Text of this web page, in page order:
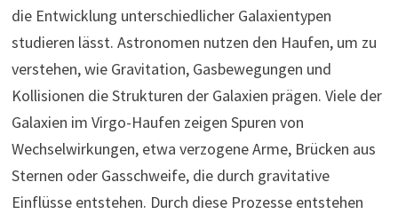
die Entwicklung unterschiedlicher Galaxientypen
studieren lässt. Astronomen nutzen den Haufen, um zu
verstehen, wie Gravitation, Gasbewegungen und
Kollisionen die Strukturen der Galaxien prägen. Viele der
Galaxien im Virgo-Haufen zeigen Spuren von
Wechselwirkungen, etwa verzogene Arme, Brücken aus
Sternen oder Gasschweife, die durch gravitative
Einflüsse entstehen. Durch diese Prozesse entstehen